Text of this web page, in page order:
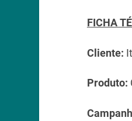
FICHA
Cliente:
Produto: